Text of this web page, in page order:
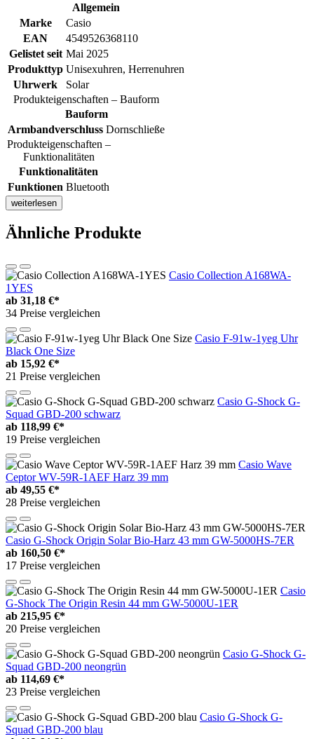
Allgemein
Marke
Casio
EAN
4549526368110
Gelistet seit Mai 2025
Produkttyp Unisexuhren, Herrenuhren
Uhrwerk
Solar
Produkteigenschaften – Bauform
Bauform
Armbandverschluss Dornschließe
Produkteigenschaften –
Funktionalitäten
Funktionalitäten
Funktionen Bluetooth
weiterlesen
Ähnliche Produkte
Casio Collection A168WA-
1YES
ab 31,18 €*
34 Preise vergleichen
Casio F-91w-1yeg Uhr
Black One Size
ab 15,92 €*
21 Preise vergleichen
Casio G-Shock G-
Squad GBD-200 schwarz
ab 118,99 €*
19 Preise vergleichen
Casio Wave
Ceptor WV-59R-1AEF Harz 39 mm
ab 49,55 €*
28 Preise vergleichen
Casio G-Shock Origin Solar Bio-Harz 43 mm GW-5000HS-7ER
ab 160,50 €*
17 Preise vergleichen
Casio
G-Shock The Origin Resin 44 mm GW-5000U-1ER
ab 215,95 €*
20 Preise vergleichen
Casio G-Shock G-
Squad GBD-200 neongrün
ab 114,69 €*
23 Preise vergleichen
Casio G-Shock G-
Squad GBD-200 blau